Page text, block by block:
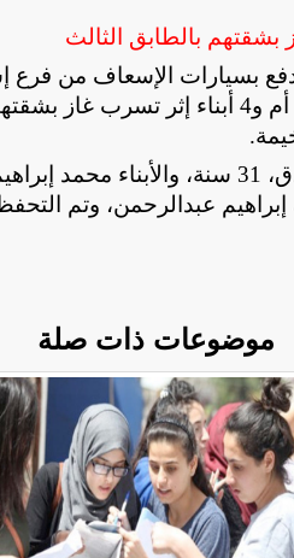
بسيارات الإسعاف من فرع
.
وتبين أن ضحايا الحادث هم: الأم شيماء
عبدالرحمن، وتم
موضوعات ذات صلة